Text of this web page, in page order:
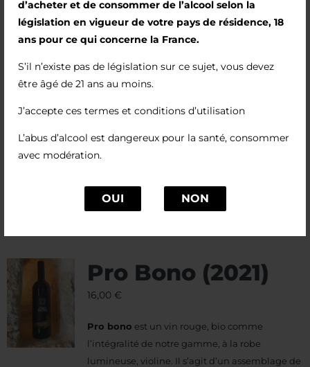
d’acheter et de consommer de l’alcool selon la
législation en vigueur de votre pays de résidence, 18
ans pour ce qui concerne la France.
S’il n’existe pas de législation sur ce sujet, vous devez
être âgé de 21 ans au moins.
J’accepte ces termes et conditions d’utilisation
L’abus d’alcool est dangereux pour la santé, consommer
avec modération.
OUI NON
d’un viognier.
Le nez est puissant, sur un registre de
de foin. La bouche a un joli relief, sans excès et
avec de la fraicheur.
Ce vin accompagne avec bonheur un carré de
porc au curry, des asperges fraiches
accompagnées d’une sauce mousseline.
Pro Bono (2021)
16,00 €
Pro bono est un vin rouge, bio comme
l’intégralité de notre gamme, à la robe
lumineuse, violine. Il s’agit d’un assemblage de